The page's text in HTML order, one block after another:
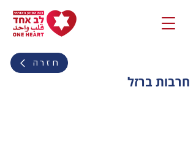
חזרה
חרבות ברזל